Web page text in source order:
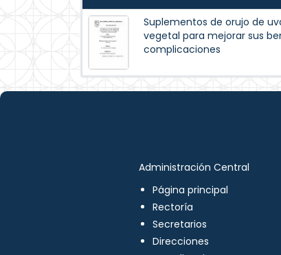
Suplementos de orujo de
vegetal para mejorar sus
complicaciones
Administración Central
Página principal
Rectoría
Secretarios
Direcciones